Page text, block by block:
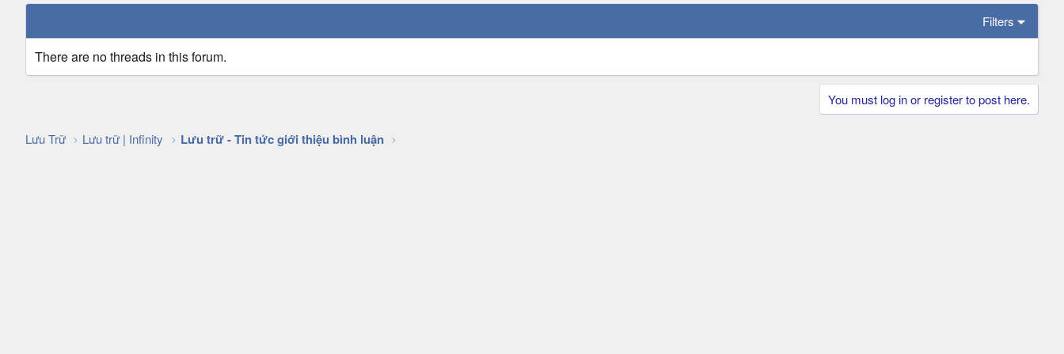
Filters
There are no threads in this forum.
You must log in or register to post here.
Lưu Trữ Lưu trữ | Infinity Lưu trữ - Tin tức giới thiệu bình luận